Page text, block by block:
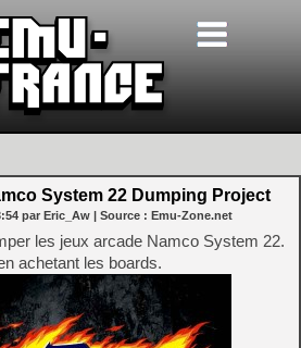
System 22 Dumping Project
par Eric_Aw | Source : Emu-Zone.net
les jeux arcade Namco System 22.
achetant les boards.